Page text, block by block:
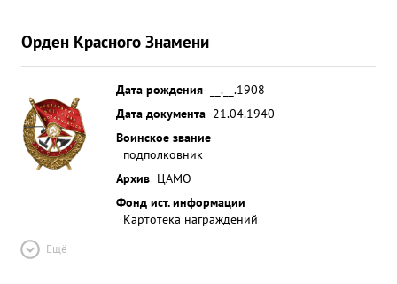
Орден Красного Знамени
Дата рождения
__.__.1908
Дата документа 21.04.1940
Воинское звание
подполковник
Архив ЦАМО
Фонд ист. информации
Картотека награждений
Ещё